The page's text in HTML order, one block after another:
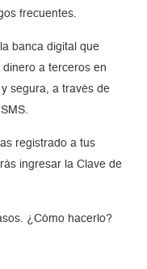
frecuentes.
banca digital que
a terceros en
segura, a través de
registrado a tus
ingresar la Clave de
¿Cómo hacerlo?